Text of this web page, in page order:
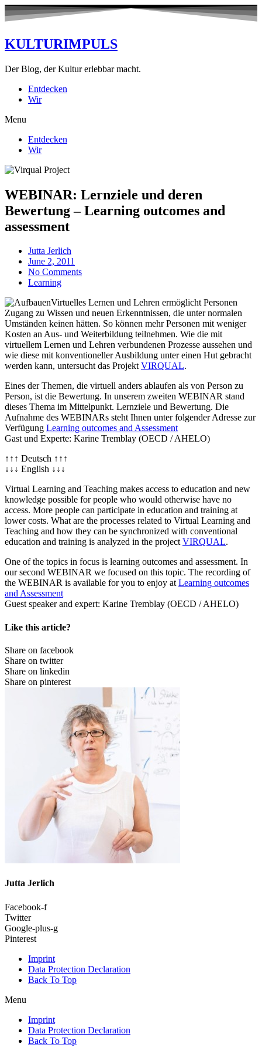
KULTURIMPULS
Der Blog, der Kultur erlebbar macht.
Entdecken
Wir
Menu
Entdecken
Wir
WEBINAR: Lernziele und deren
Bewertung – Learning outcomes and
assessment
Jutta Jerlich
June 2, 2011
No Comments
Learning
Virtuelles Lernen und Lehren ermöglicht Personen
Zugang zu Wissen und neuen Erkenntnissen, die unter normalen
Umständen keinen hätten. So können mehr Personen mit weniger
Kosten an Aus- und Weiterbildung teilnehmen. Wie die mit
virtuellem Lernen und Lehren verbundenen Prozesse aussehen und
wie diese mit konventioneller Ausbildung unter einen Hut gebracht
werden kann, untersucht das ProjektVIRQUAL.
Eines der Themen, die virtuell anders ablaufen als von Person zu
Person, ist die Bewertung. In unserem zweiten WEBINAR stand
dieses Thema im Mittelpunkt. Lernziele und Bewertung. Die
Aufnahme des WEBINARs steht Ihnen unter folgender Adresse zur
Verfügung Learning outcomes and Assessment
Gast und Experte: Karine Tremblay (OECD / AHELO)
↑↑↑ Deutsch ↑↑↑
↓↓↓ English ↓↓↓
Virtual Learning and Teaching makes access to education and new
knowledge possible for people who would otherwise have no
access. More people can participate in education and training at
lower costs. What are the processes related to Virtual Learning and
Teaching and how they can be synchronized with conventional
education and training is analyzed in the projectVIRQUAL.
One of the topics in focus is learning outcomes and assessment. In
our second WEBINAR we focused on this topic. The recording of
the WEBINAR is available for you to enjoy atLearning outcomes
and Assessment
Guest speaker and expert: Karine Tremblay (OECD / AHELO)
Like this article?
Share on facebook
Share on twitter
Share on linkedin
Share on pinterest
Jutta Jerlich
Facebook-f
Twitter
Google-plus-g
Pinterest
Imprint
Data Protection Declaration
Back To Top
Menu
Imprint
Data Protection Declaration
Back To Top